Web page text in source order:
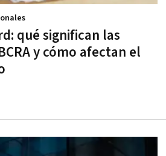
qué significan las
y cómo afectan el